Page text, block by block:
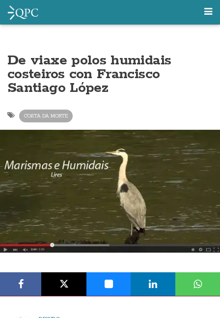
De viaxe polos humidais
costeiros con Francisco
Santiago López
COSTA DA MORTE